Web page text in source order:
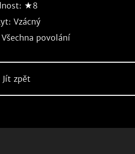
★8
Vzácný
povolání
zpět